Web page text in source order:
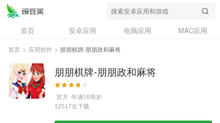
朋朋棋牌-朋朋政和麻将
首页 安卓应用 电脑应用
MAC应用
资讯
专题
问答
首页 > 应用软件 > 朋朋棋牌-朋朋政和麻将
朋朋棋牌-朋朋政和麻将
官方 年满16周岁
12517次下载